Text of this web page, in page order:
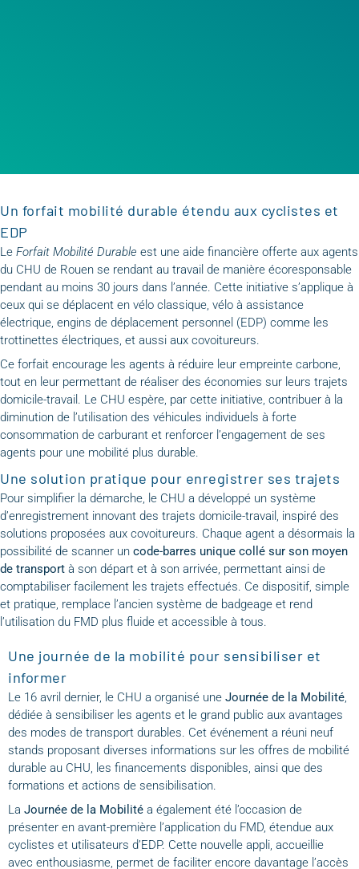
Un forfait mobilité durable étendu aux cyclistes et
EDP
Le Forfait Mobilité Durable est une aide financière offerte aux agents
du CHU de Rouen se rendant au travail de manière écoresponsable
pendant au moins 30 jours dans l’année. Cette initiative s’applique à
ceux qui se déplacent en vélo classique, vélo à assistance
électrique, engins de déplacement personnel (EDP) comme les
trottinettes électriques, et aussi aux covoitureurs.
Ce forfait encourage les agents à réduire leur empreinte carbone,
tout en leur permettant de réaliser des économies sur leurs trajets
domicile-travail. Le CHU espère, par cette initiative, contribuer à la
diminution de l’utilisation des véhicules individuels à forte
consommation de carburant et renforcer l’engagement de ses
agents pour une mobilité plus durable.
Une solution pratique pour enregistrer ses trajets
Pour simplifier la démarche, le CHU a développé un système
d’enregistrement innovant des trajets domicile-travail, inspiré des
solutions proposées aux covoitureurs. Chaque agent a désormais la
possibilité de scanner un code-barres unique collé sur son moyen
de transport à son départ et à son arrivée, permettant ainsi de
comptabiliser facilement les trajets effectués. Ce dispositif, simple
et pratique, remplace l’ancien système de badgeage et rend
l’utilisation du FMD plus fluide et accessible à tous.
Une journée de la mobilité pour sensibiliser et
informer
Le 16 avril dernier, le CHU a organisé une Journée de la Mobilité
dédiée à sensibiliser les agents et le grand public aux avantages
des modes de transport durables. Cet événement a réuni neuf
stands proposant diverses informations sur les offres de mobilité
durable au CHU, les financements disponibles, ainsi que des
formations et actions de sensibilisation.
La Journée de la Mobilité a également été l’occasion de
présenter en avant-première l’application du FMD, étendue aux
cyclistes et utilisateurs d’EDP. Cette nouvelle appli, accueillie
avec enthousiasme, permet de faciliter encore davantage l’accès